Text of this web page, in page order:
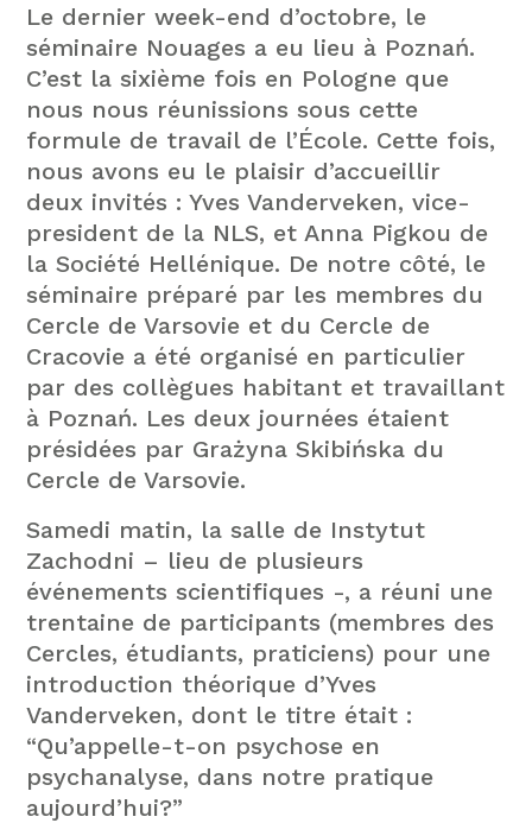
Le dernier week-end d’octobre, le
séminaire Nouages a eu lieu à Poznań.
C’est la sixième fois en Pologne que
nous nous réunissions sous cette
formule de travail de l’École. Cette fois,
nous avons eu le plaisir d’accueillir
deux invités : Yves Vanderveken, vice-
president de la NLS, et Anna Pigkou de
la Société Hellénique. De notre côté, le
séminaire préparé par les membres du
Cercle de Varsovie et du Cercle de
Cracovie a été organisé en particulier
par des collègues habitant et travaillant
à Poznań. Les deux journées étaient
présidées par Grażyna Skibińska du
Cercle de Varsovie.
Samedi matin, la salle de Instytut
Zachodni – lieu de plusieurs
événements scientifiques -, a réuni une
trentaine de participants (membres des
Cercles, étudiants, praticiens) pour une
introduction théorique d’Yves
Vanderveken, dont le titre était :
“Qu’appelle-t-on psychose en
psychanalyse, dans notre pratique
aujourd’hui?”